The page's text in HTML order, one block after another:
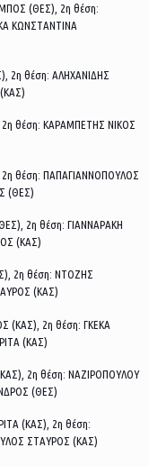
(ΘΕΣ), 2η θέση:
ΚΩΝΣΤΑΝΤΙΝΑ
2η θέση: ΑΛΗΧΑΝΙΔΗΣ
θέση: ΚΑΡΑΜΠΕΤΗΣ ΝΙΚΟΣ
θέση: ΠΑΠΑΓΙΑΝΝΟΠΟΥΛΟΣ
(ΘΕΣ)
2η θέση: ΓΙΑΝΝΑΡΑΚΗ
(ΚΑΣ)
2η θέση: ΝΤΟΖΗΣ
(ΚΑΣ)
(ΚΑΣ), 2η θέση: ΓΚΕΚΑ
(ΚΑΣ)
2η θέση: ΝΑΖΙΡΟΠΟΥΛΟΥ
(ΘΕΣ)
(ΚΑΣ), 2η θέση:
ΣΤΑΥΡΟΣ (ΚΑΣ)